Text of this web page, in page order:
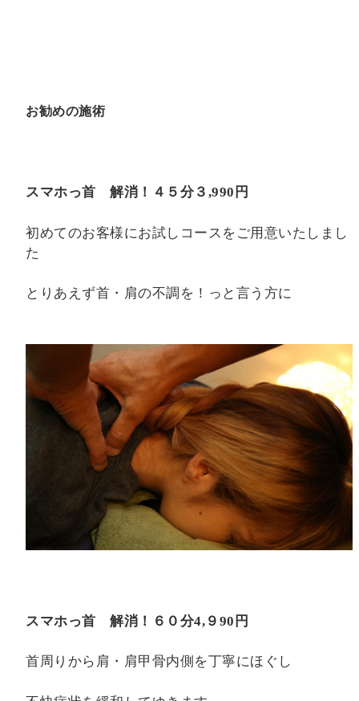
お勧めの施術
スマホっ首 解消！４５分３ ,990 円
初めてのお客様にお試しコースをご用意いたしまし
た
とりあえず首・肩の不調を！っと言う方に
スマホっ首 解消！６０分4, ９ 90 円
首周りから肩・肩甲骨内側を丁寧にほぐし